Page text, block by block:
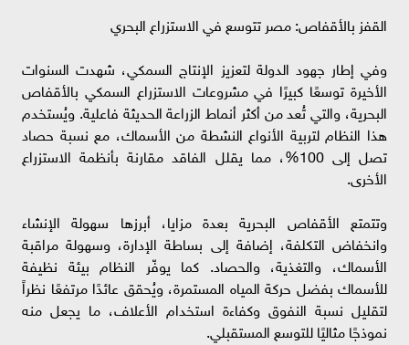
القفز بالأقفاص: مصر تتوسع في الاستزراع البحري
وفي إطار جهود الدولة لتعزيز الإنتاج السمكي، شهدت السنوات
الأخيرة توسعًا كبيرًا في مشروعات الاستزراع السمكي بالأقفاص
البحرية، والتي تُعد من أكثر أنماط الزراعة الحديثة فاعلية. ويُستخدم
هذا النظام لتربية الأنواع النشطة من الأسماك، مع نسبة حصاد
تصل إلى 100%، مما يقلل الفاقد مقارنة بأنظمة الاستزراع
الأخرى.
وتتمتع الأقفاص البحرية بعدة مزايا، أبرزها سهولة الإنشاء
وانخفاض التكلفة، إضافة إلى بساطة الإدارة، وسهولة مراقبة
الأسماك، والتغذية، والحصاد. كما يوفّر النظام بيئة نظيفة
للأسماك بفضل حركة المياه المستمرة، ويُحقق عائدًا مرتفعًا نظراً
لتقليل نسبة النفوق وكفاءة استخدام الأعلاف، ما يجعل منه
نموذجًا مثاليًا للتوسع المستقبلي.